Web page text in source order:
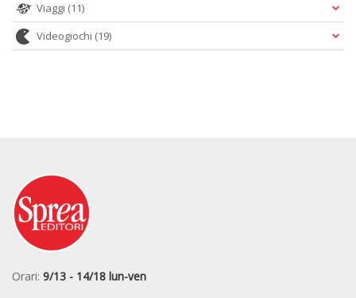
Viaggi (11)
Videogiochi (19)
Orari: 9/13 - 14/18 lun-ven